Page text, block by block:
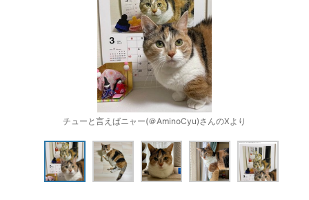
チューと言えばニャー(＠AminoCyu)さんのXより